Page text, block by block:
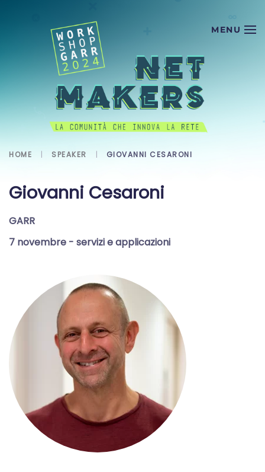
Skip to main content
HOME SPEAKER GIOVANNI CESARONI
Giovanni Cesaroni
GARR
7 novembre - servizi e applicazioni